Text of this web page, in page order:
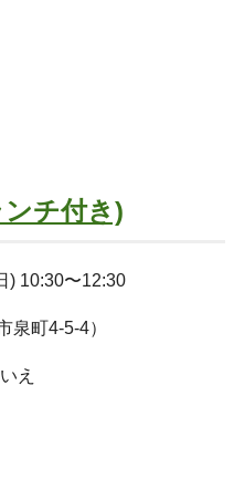
チ付き)
) 10:30〜12:30
町4-5-4）
え